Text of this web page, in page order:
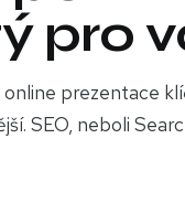
pro
prezentace
SEO, neboli